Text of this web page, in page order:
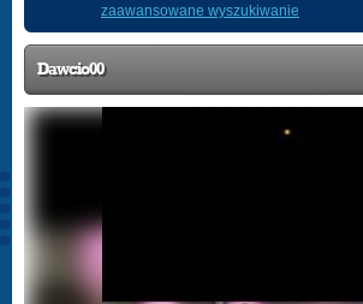
zaawansowane wyszukiwanie
Dawcio00